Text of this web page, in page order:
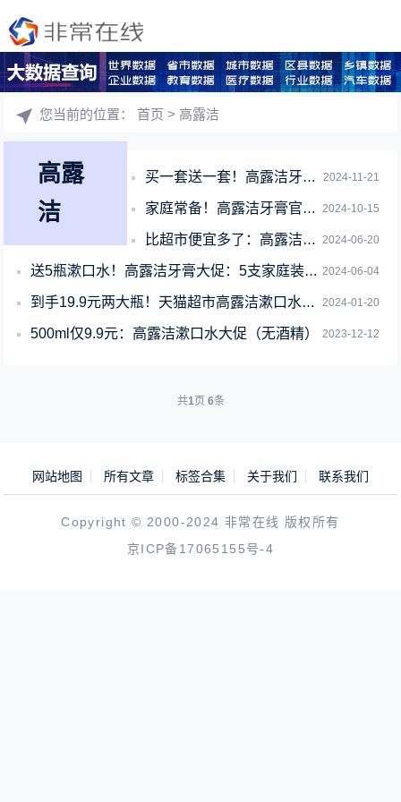
您当前的位置：首页 > 高露洁
高露
洁
2024-11-21
买一套送一套！高露洁牙膏速囤：券后39.9元买10支
2024-10-15
家庭常备！高露洁牙膏官方狂促： 5支39.9元还送漱口水
2024-06-20
比超市便宜多了：高露洁牙膏5支39.9元狂促（送5支漱口水）
2024-06-04
送5瓶漱口水！高露洁牙膏大促：5支家庭装到手39.9元
2024-01-20
到手19.9元两大瓶！天猫超市高露洁漱口水发车：刚需速囤
2023-12-12
500ml仅9.9元：高露洁漱口水大促（无酒精）
共1页 6条
网站地图 所有文章 标签合集 关于我们 联系我们
Copyright © 2000-2024 非常在线 版权所有
京ICP备17065155号-4